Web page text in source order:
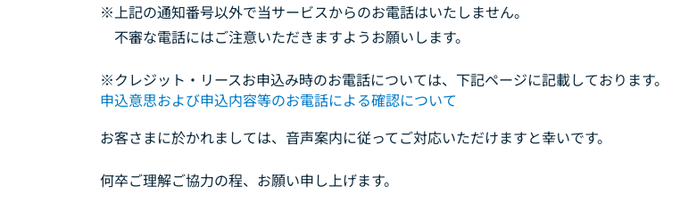
※上記の通知番号以外で当サービスからのお電話はいたしません。
不審な電話にはご注意いただきますようお願いします。
※クレジット・リースお申込み時のお電話については、下記ページに記載しております。
申込意思および申込内容等のお電話による確認について
お客さまに於かれましては、音声案内に従ってご対応いただけますと幸いです。
何卒ご理解ご協力の程、お願い申し上げます。